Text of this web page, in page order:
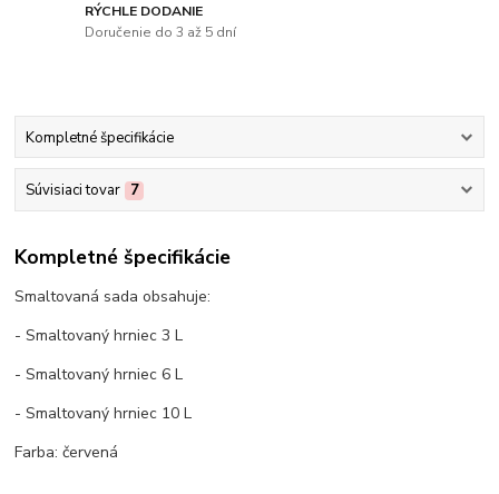
RÝCHLE DODANIE
Doručenie do 3 až 5 dní
Kompletné špecifikácie
Súvisiaci tovar 7
Kompletné špecifikácie
Smaltovaná sada obsahuje:
- Smaltovaný hrniec 3 L
- Smaltovaný hrniec 6 L
- Smaltovaný hrniec 10 L
Farba: červená